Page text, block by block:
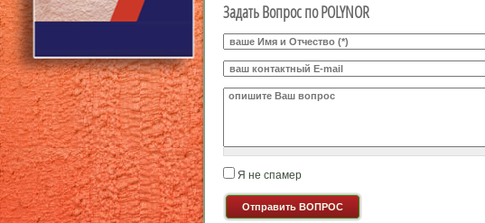
Задать Вопрос по POLYNOR
Ваше И.О. *
E-mail*
Ваш вопрос*
Я не спамер
Я спамер